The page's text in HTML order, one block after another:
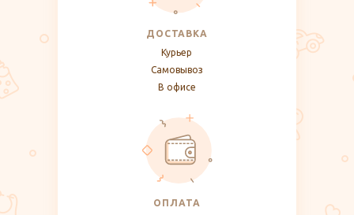
ДОСТАВКА
Курьер
Самовывоз
В офисе
ОПЛАТА